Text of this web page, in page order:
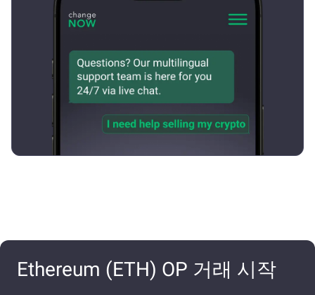
Ethereum (ETH) OP 거래 시작